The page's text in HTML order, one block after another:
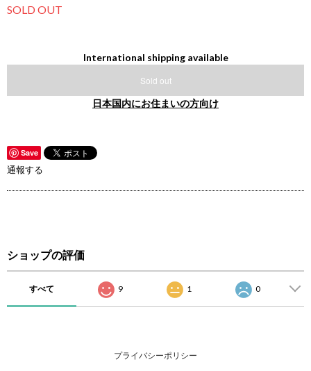
SOLD OUT
International shipping available
Sold out
日本国内にお住まいの方向け
Save
通報する
ショップの評価
すべて 9 1 0
プライバシーポリシー